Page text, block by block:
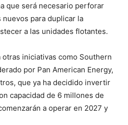
que será necesario perforar
para duplicar la
a las unidades flotantes.
otras iniciativas como Southern
por Pan American Energy,
que ya ha decidido invertir
capacidad de 6 millones de
a operar en 2027 y